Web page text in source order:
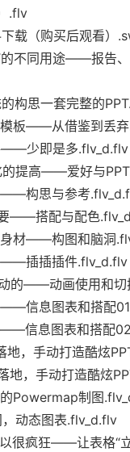
.flv
载（购买后观看）
不同用途——报告、
构思一套完整的
模板——从借鉴到丢
——少即是多.flv_d.flv
的提高——爱好与
——构思与参考
要——搭配与配色
身材——构图和脑洞
——插插插件.flv_d.flv
的——动画使用和
——信息图表和搭配
——信息图表和搭配
地，手动打造酷炫
地，手动打造酷炫
Powermap制图
动态图表.flv_d.flv
很疯狂——让表格“